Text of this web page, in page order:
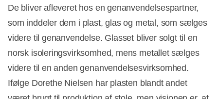
De bliver afleveret hos en genanvendelsespartner,
som inddeler dem i plast, glas og metal, som sælges
videre til genanvendelse. Glasset bliver solgt til en
norsk isoleringsvirksomhed, mens metallet sælges
videre til en anden genanvendelsesvirksomhed.
Ifølge Dorethe Nielsen har plasten blandt andet